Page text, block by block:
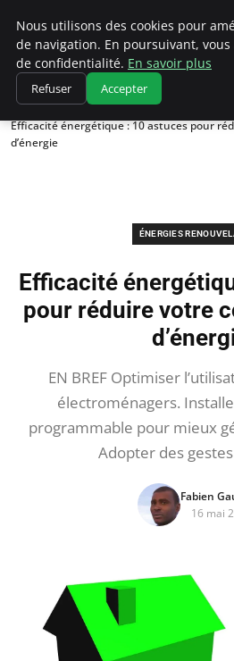
Climatedebtagents
Accueil
Énergies Renouvelables
Efficacité énergétique : 10 astuces pour
d’énergie
ÉNERGIES
Efficacité
pour réduire votre
EN BREF Optimiser
électroménagers.
programmable pour mieux
Adopter des
Fabien
16 mai
Nous utilisons des cookies pour
de navigation. En poursuivant,
de confidentialité. En savoir plus
Refuser Accepter